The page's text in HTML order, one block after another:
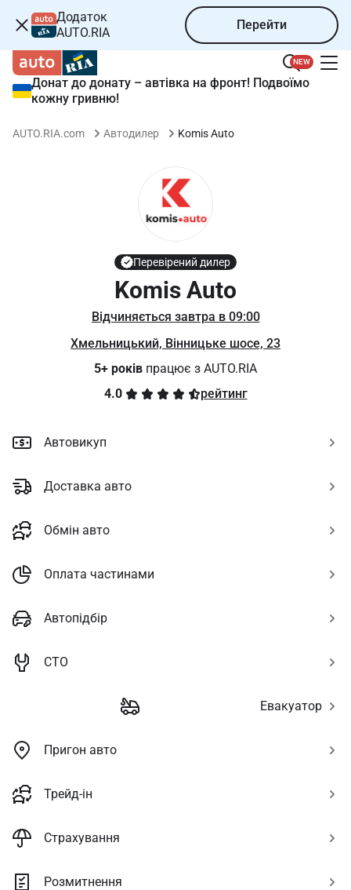
Додаток
AUTO.RIA
Перейти
NEW
Донат до донату – автівка на фронт! Подвоїмо
кожну гривню!
AUTO.RIA.com Автодилер Komis Auto
Перевірений дилер
Komis Auto
Відчиняється завтра в 09:00
Хмельницький, Вінницьке шосе, 23
5+ років працює з AUTO.RIA
4.0
рейтинг
Автовикуп
Доставка авто
Обмін авто
Оплата частинами
Автопідбір
СТО
Евакуатор
Пригон авто
Трейд-ін
Страхування
Розмитнення